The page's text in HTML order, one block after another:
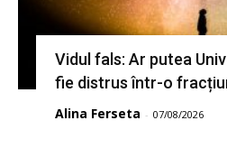
Vidul fals: Ar putea
fie distrus într-o
Alina Ferseta - 07/08/2026